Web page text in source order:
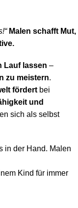
Malen schafft Mut,
Lauf lassen –
zu meistern.
fördert bei
und
sich als selbst
in der Hand. Malen
Kind für immer